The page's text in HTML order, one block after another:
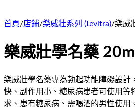
首頁/店鋪/樂威壯系列 (Levitra)/樂威
樂威壯學名藥
樂威壯學名藥專為勃起功能障礙設計
快、副作用小、糖尿病患者可使用等
求、患有糖尿病、需喝酒的男性使用